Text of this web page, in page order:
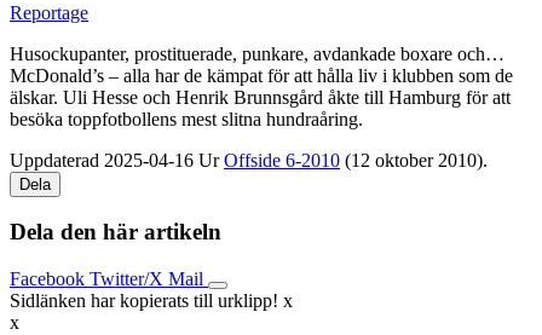
Reportage
Husockupanter, prostituerade, punkare, avdankade boxare och…
McDonald’s – alla har de kämpat för att hålla liv i klubben som de
älskar. Uli Hesse och Henrik Brunnsgård åkte till Hamburg för att
besöka toppfotbollens mest slitna hundraåring.
Uppdaterad 2025-04-16 UrOffside 6-2010 (12 oktober 2010).
Dela
Dela den här artikeln
Facebook Twitter/X Mail
Sidlänken har kopierats till urklipp! x
x